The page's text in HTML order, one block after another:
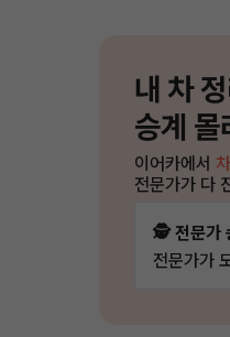
내 차
승계 몰
이어카에서
전문가가 다
🕵️ 전문가
전문가가